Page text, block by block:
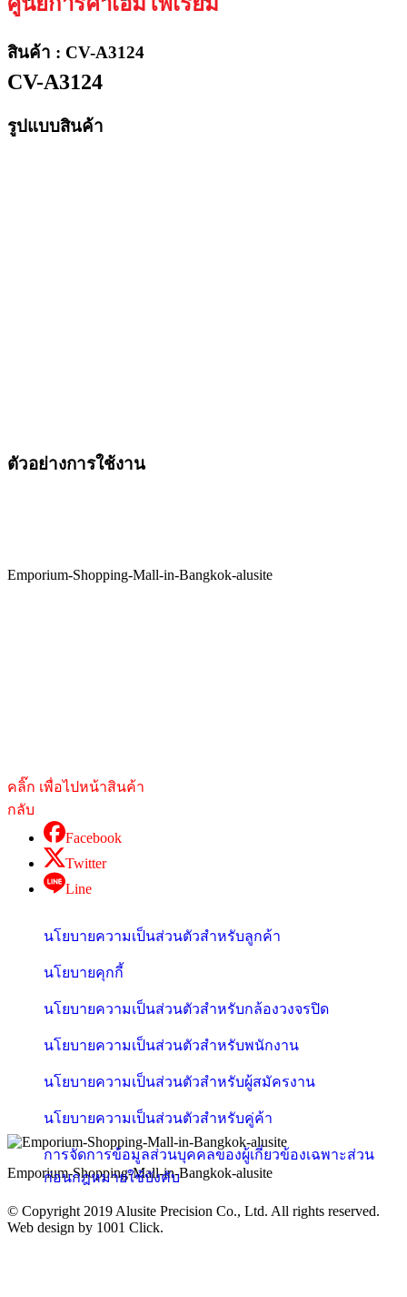
Emporium-Shopping-Mall-in-Bangkok-alusite
Emporium-Shopping-Mall-in-Bangkok-alusite
สินค้า : CV-A3124
CV-A3124
รูปแบบสินค้า
ตัวอย่างการใช้งาน
คลิ๊ก เพื่อไปหน้าสินค้า
กลับ
Facebook
Twitter
Line
นโยบายความเป็นส่วนตัวสำหรับลูกค้า
นโยบายคุกกี้
นโยบายความเป็นส่วนตัวสำหรับกล้องวงจรปิด
นโยบายความเป็นส่วนตัวสำหรับพนักงาน
นโยบายความเป็นส่วนตัวสำหรับผู้สมัครงาน
นโยบายความเป็นส่วนตัวสำหรับคู่ค้า
การจัดการข้อมูลส่วนบุคคลของผู้เกี่ยวข้องเฉพาะส่วน
ก่อนกฎหมายใช้บังคับ
© Copyright 2019 Alusite Precision Co., Ltd. All rights reserved.
Web design by 1001 Click.